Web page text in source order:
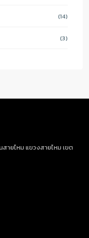
(14)
(3)
ายไหม แขวงสายไหม เขต